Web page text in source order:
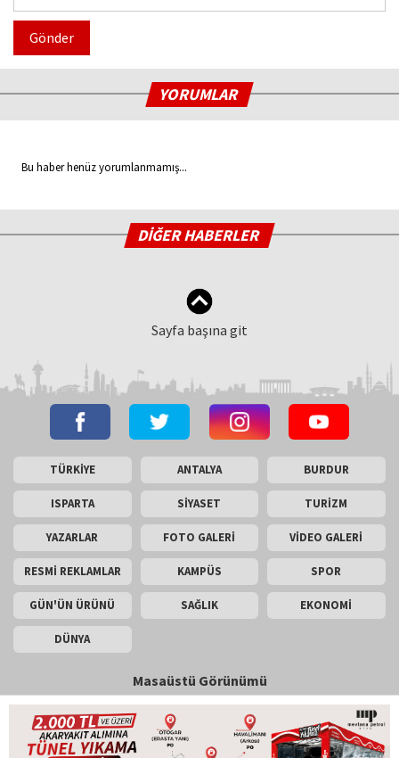
Gönder
YORUMLAR
Bu haber henüz yorumlanmamış...
DİĞER HABERLER
Sayfa başına git
TÜRKİYE ANTALYA BURDUR
ISPARTA SİYASET TURİZM
YAZARLAR FOTO GALERİ VİDEO GALERİ
RESMİ REKLAMLAR KAMPÜS SPOR
GÜN'ÜN ÜRÜNÜ SAĞLIK EKONOMİ
DÜNYA
Masaüstü Görünümü
İletişim
Copyright © 2026 Gün Haber